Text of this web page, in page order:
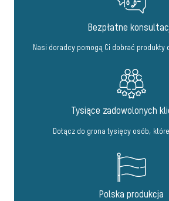
Bezpłatne
Nasi doradcy pomogą Ci dobrać produkty
Tysiące zadowolonych
Dołącz do grona tysięcy osób,
Polska produkcja